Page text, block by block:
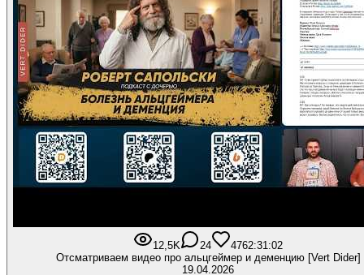
12,5K 24 4762:31:02
Отсматриваем видео про альцгеймер и деменцию [Vert Dider]
19.04.2026